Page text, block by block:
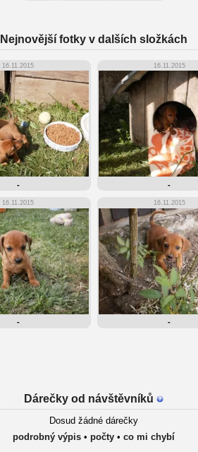
Nejnovější fotky v dalších složkách
16.11.2015
-
16.11.2015
-
16.11.2015
-
16.11.2015
-
Dárečky od návštěvníků
Dosud žádné dárečky
podrobný výpis • počty • co mi chybí